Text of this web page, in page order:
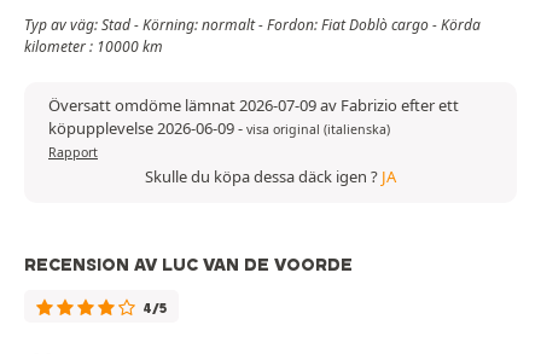
Typ av väg: Stad - Körning: normalt - Fordon: Fiat Doblò cargo - Körda
kilometer : 10000 km
Översatt omdöme lämnat 2026-07-09 av Fabrizio efter ett
köpupplevelse 2026-06-09- visa original (italienska)
Rapport
Skulle du köpa dessa däck igen ? JA
RECENSION AV LUC VAN DE VOORDE
4/5